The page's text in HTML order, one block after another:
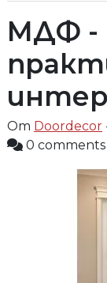
МДФ -
От Doordecor
0 comments